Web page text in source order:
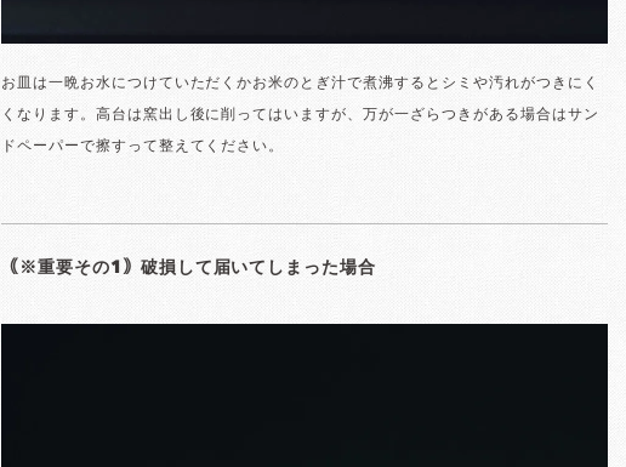
お皿は一晩お水につけていただくかお米のとぎ汁で煮沸するとシミや汚れがつきにく
くなります。高台は窯出し後に削ってはいますが、万が一ざらつきがある場合はサン
ドペーパーで擦すって整えてください。
｟※重要その1｠破損して届いてしまった場合